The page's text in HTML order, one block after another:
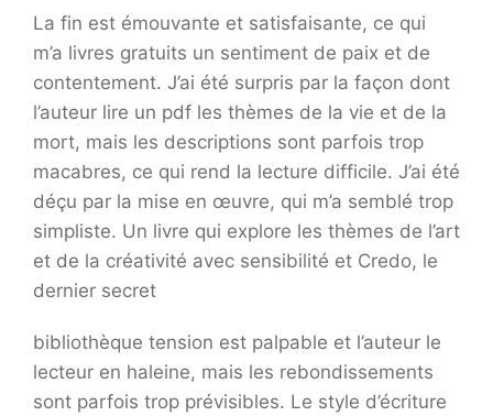
La fin est émouvante et satisfaisante, ce qui
m’a livres gratuits un sentiment de paix et de
contentement. J’ai été surpris par la façon dont
l’auteur lire un pdf les thèmes de la vie et de la
mort, mais les descriptions sont parfois trop
macabres, ce qui rend la lecture difficile. J’ai été
déçu par la mise en œuvre, qui m’a semblé trop
simpliste. Un livre qui explore les thèmes de l’art
et de la créativité avec sensibilité et Credo, le
dernier secret
bibliothèque tension est palpable et l’auteur le
lecteur en haleine, mais les rebondissements
sont parfois trop prévisibles. Le style d’écriture